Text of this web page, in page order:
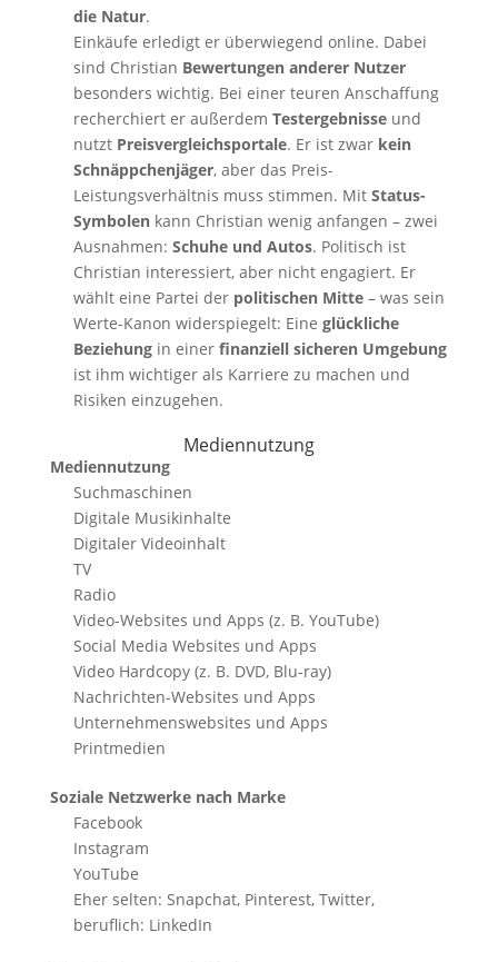
die Natur.
Einkäufe erledigt er überwiegend online. Dabei
sind Christian Bewertungen anderer Nutzer
besonders wichtig. Bei einer teuren Anschaffung
recherchiert er außerdem Testergebnisseund
nutzt Preisvergleichsportale. Er ist zwar kein
Schnäppchenjäger, aber das Preis-
Leistungsverhältnis muss stimmen. Mit Status-
Symbolenkann Christian wenig anfangen – zwei
Ausnahmen: Schuhe und Autos. Politisch ist
Christian interessiert, aber nicht engagiert. Er
wählt eine Partei der politischen Mitte– was sein
Werte-Kanon widerspiegelt: Eine glückliche
Beziehungin einer finanziell sicheren Umgebung
ist ihm wichtiger als Karriere zu machen und
Risiken einzugehen.
Mediennutzung
Mediennutzung
Suchmaschinen
Digitale Musikinhalte
Digitaler Videoinhalt
TV
Radio
Video-Websites und Apps (z. B. YouTube)
Social Media Websites und Apps
Video Hardcopy (z. B. DVD, Blu-ray)
Nachrichten-Websites und Apps
Unternehmenswebsites und Apps
Printmedien
Soziale Netzwerke nach Marke
Facebook
Instagram
YouTube
Eher selten: Snapchat, Pinterest, Twitter,
beruflich: LinkedIn